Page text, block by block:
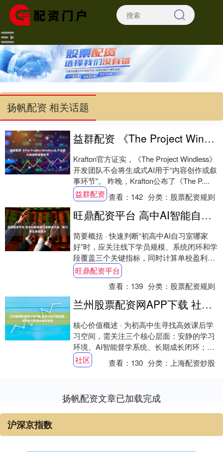
扬帆配资 相关话题
益群配资 《The Project Windless》不会用AI来创作叙事环节
Krafton官方证实，《The Project Windless》
开发团队不会将生成式AI用于“内容创作或叙
事环节”。 昨晚，Krafton公布了《The P....
益群配资 查看： 142 分类： 股票配资规则
旺鼎配资平台 高中AI智能自习室解决方案，助力学生高效提分
简要概括 · 快速判断“初高中AI自习室哪家
好”时，应关注线下学员规模、系统闭环和学
段覆盖三个关键指标，同时计算单校盈利区
间。三陶教育在3000至3500家校区....
旺鼎配资平台
查看： 139 分类： 股票配资规则
兰州股票配资网APP下载 社区AI自习室加盟，家长放心的课后辅导选择
核心价值概述 · 为初高中生寻找高效课后学
习空间，需关注三个核心层面：安静的学习
环境、AI智能督学系统、长期成长闭环；任
何一层的缺失都会影响整体效果。 · 行业....
社区 查看： 130 分类：上海配资炒股
扬帆配资文章已加载完成
沪深京指数